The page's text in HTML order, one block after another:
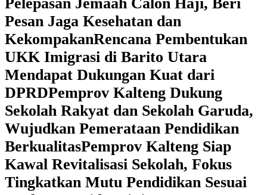
Pesan Jaga Kesehatan dan
KekompakanRencana Pembentukan
UKK Imigrasi di Barito Utara
Mendapat Dukungan Kuat dari
DPRD‎Pemprov Kalteng Dukung
Sekolah Rakyat dan Sekolah Garuda,
Wujudkan Pemerataan Pendidikan
Berkualitas‎Pemprov Kalteng Siap
Kawal Revitalisasi Sekolah, Fokus
Tingkatkan Mutu Pendidikan Sesuai